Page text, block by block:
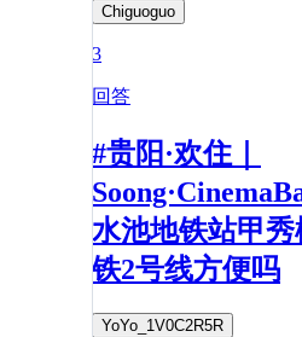
Chiguoguo
3
回答
#贵阳·欢住｜
水池地铁站甲
铁2号线方便吗
YoYo_1V0C2R5R